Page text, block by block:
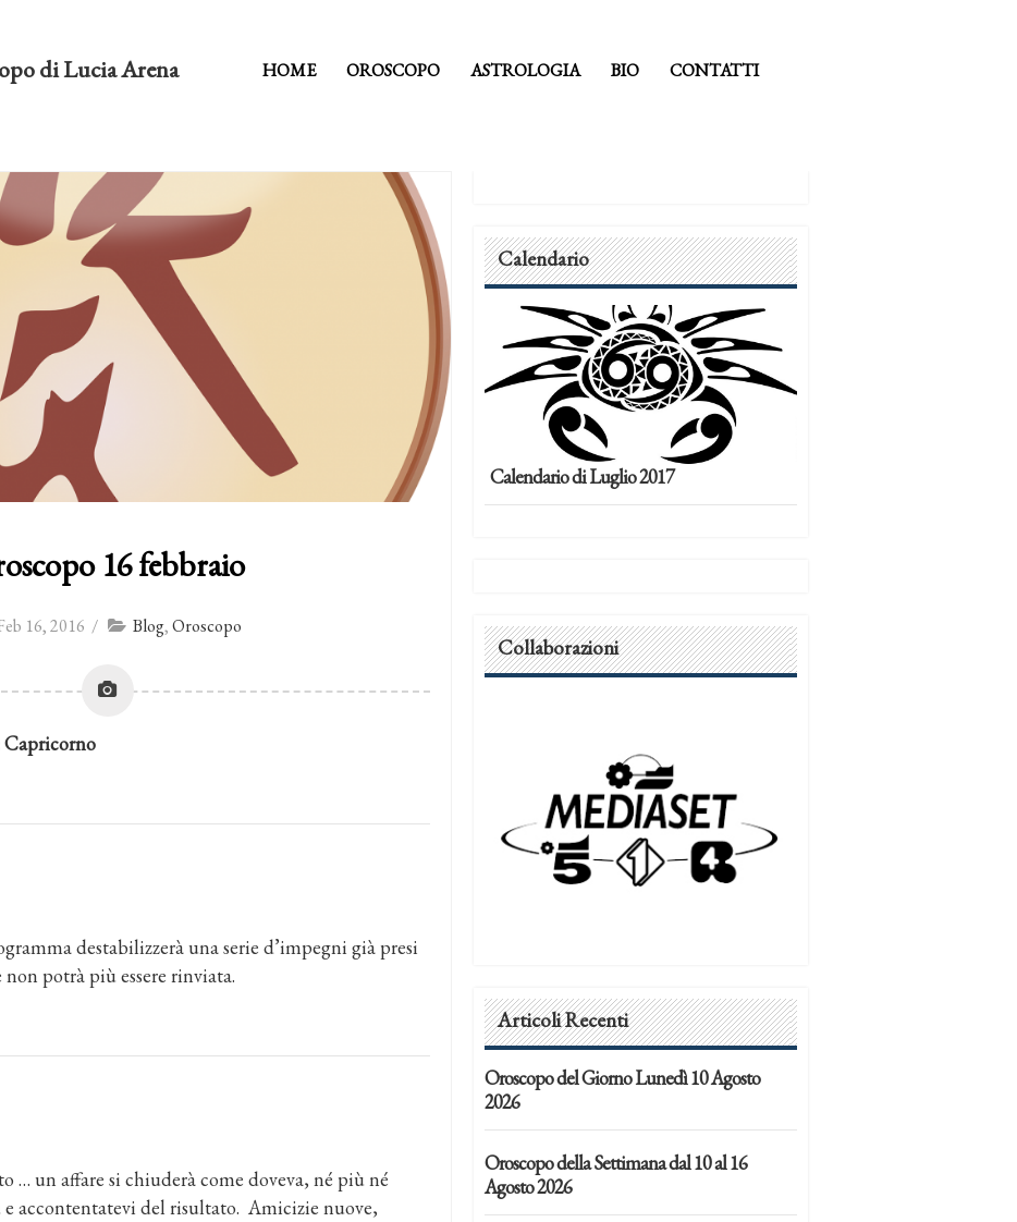
di Lucia Arena HOME OROSCOPO ASTROLOGIA BIO CONTATTI
16 febbraio
16, 2016 / Blog,Oroscopo
Capricorno
destabilizzerà una serie d’impegni già presi
potrà più essere rinviata.
… un affare si chiuderà come doveva, né più né
accontentatevi del risultato. Amicizie nuove,
Calendario
Calendario di Luglio 2017
Collaborazioni
Articoli Recenti
Oroscopo del Giorno Lunedì 10 Agosto
2026
Oroscopo della Settimana dal 10 al 16
Agosto 2026